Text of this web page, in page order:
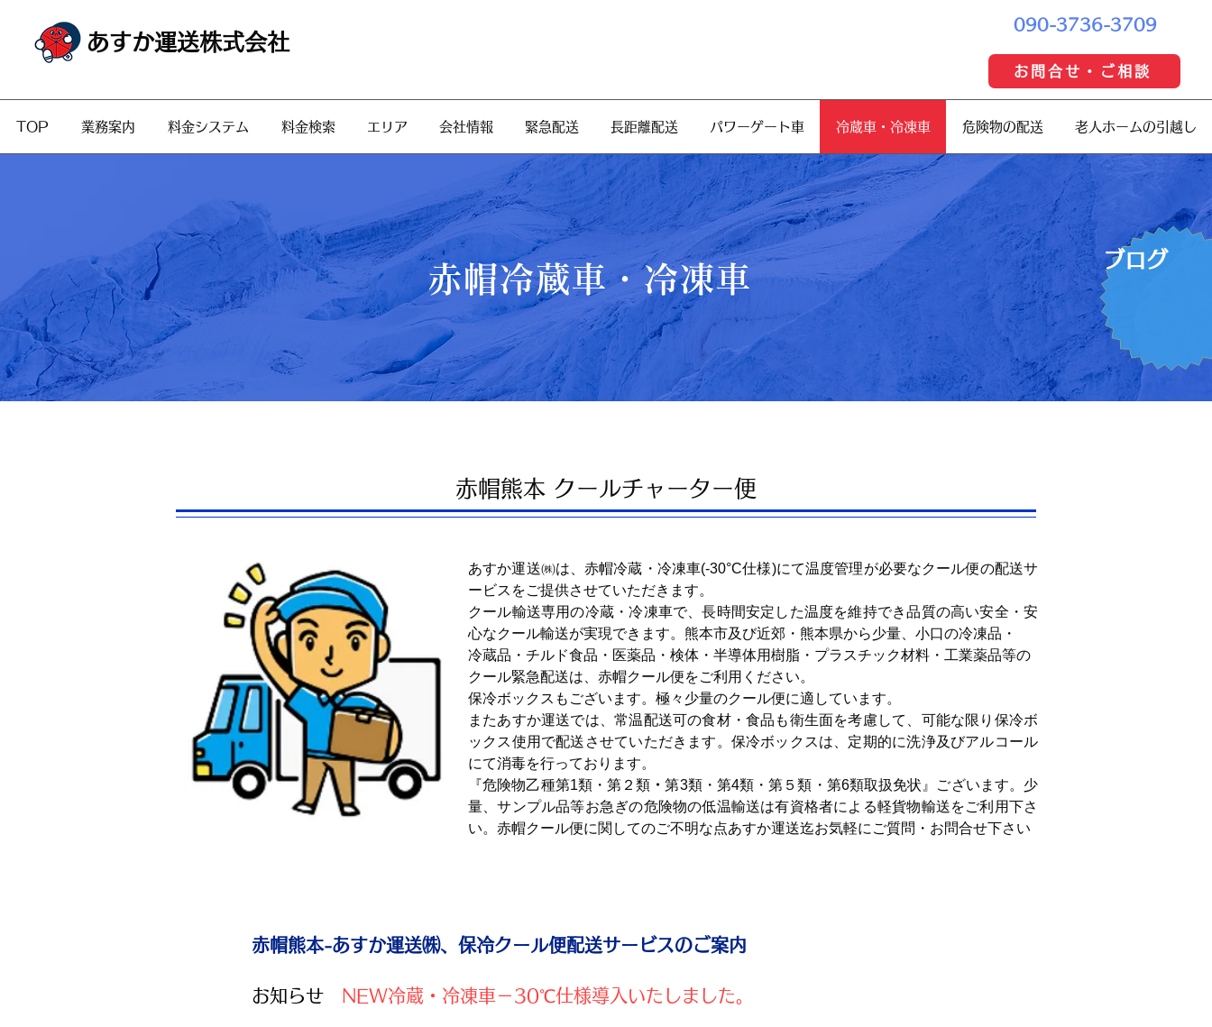
​ブログ
あすか運送株式会社
090-3736-3709
お問合せ・ご相談
TOP 業務案内 料金システム 料金検索 エリア 会社情報 緊急配送 長距離配送 パワーゲート車 冷蔵車・冷凍車 危険物の配送 老人ホームの引越し
赤帽​冷蔵車・冷凍車
赤帽熊本 クールチャーター便
あすか運送㈱は、赤帽冷蔵・冷凍車(-30°C仕様)にて温度管理が必要なクール便の配送サ
ービスをご提供させていただきます。
クール輸送専用の冷蔵・冷凍車で、長時間安定した温度を維持でき品質の高い安全・安
心なクール輸送が実現できます。熊本市及び近郊・熊本県から少量、小口の冷凍品・
冷蔵品・チルド食品・ 医薬品・検体 ・半導体用樹脂・プラスチック材料・工業薬品等の
クール緊急配送は、赤帽クール便をご利用ください。
保冷ボックスもございます。極々少量のクール便に適しています。
またあすか運送では、常温配送可の食材・食品も衛生面を考慮して、可能な限り保冷ボ
ックス使用で配送させていただきます。保冷ボックスは、定期的に洗浄及びアルコール
にて消毒を行っております。
『危険物乙種第1類・第２類 ・第3類・第4類・第５類・第6類取扱免状』ございます。少
量、サンプル品等お急ぎの危険物の低温輸送は有資格者による軽貨物輸送をご利用下さ
い。赤帽クール便に関してのご不明な点あすか運送迄お気軽にご質問・お問合せ下さい
赤帽熊本-あすか運送㈱、保冷クール便配送サービスのご案内
お知らせ NEW冷蔵・冷凍車－30℃仕様導入いたしました。